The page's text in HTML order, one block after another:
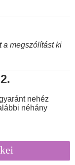
a megszólítást ki
nehéz
néhány